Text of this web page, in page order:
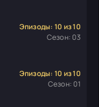
Эпизоды: 10 из 10
Сезон: 03
Эпизоды: 10 из 10
Сезон: 01